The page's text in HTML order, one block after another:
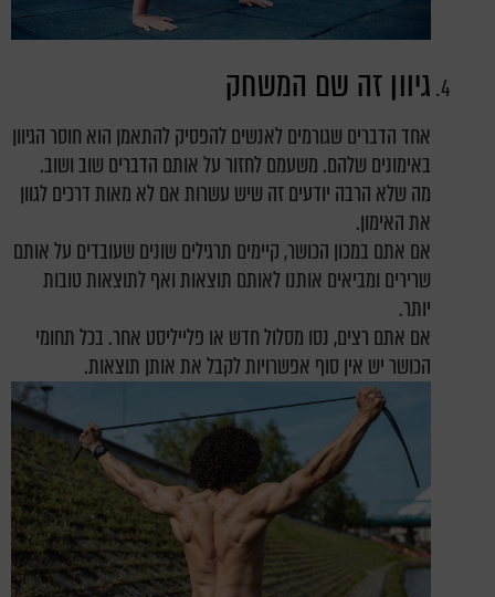
גיוון זה שם המשחק
אחד הדברים שגורמים לאנשים להפסיק להתאמן הוא חוסר הגיוון
באימונים שלהם. משעמם לחזור על אותם הדברים שוב ושוב.
מה שלא הרבה יודעים זה שיש עשרות אם לא מאות דרכים לגוון
את האימון.
אם אתם במכון הכושר, קיימים תרגילים שונים שעובדים על אותם
שרירים ומביאים אותנו לאותם תוצאות ואף לתוצאות טובות
יותר.
אם אתם רצים, נסו מסלול חדש או פלייליסט אחר. בכל תחומי
הכושר יש אין סוף אפשרויות לקבל את אותן תוצאות.